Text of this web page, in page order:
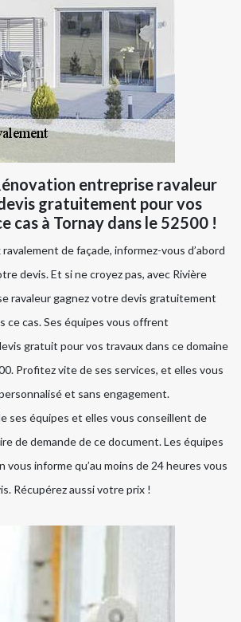
entreprise ravaleur
gratuitement pour vos
cas à Tornay dans le 52500 !
de façade, informez-vous d’abord
devis. Et si ne croyez pas, avec Rivière
ravaleur gagnez votre devis gratuitement
ce cas. Ses équipes vous offrent
gratuit pour vos travaux dans ce domaine
Profitez vite de ses services, et elles vous
et sans engagement.
ses équipes et elles vous conseillent de
de demande de ce document. Les équipes
vous informe qu’au moins de 24 heures vous
Récupérez aussi votre prix !